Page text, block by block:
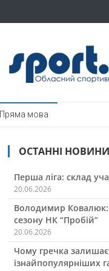
Пряма мова
ОСТАННІ НОВИНИ
Перша ліга: склад
20.06.2026
Володимир Ковалюк:
сезону НК “Пробій”
20.06.2026
Чому гречка
ізнайпопулярніших